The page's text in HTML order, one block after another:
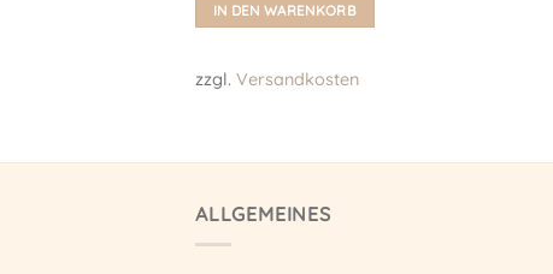
IN DEN WARENKORB
zzgl. Versandkosten
ALLGEMEINES